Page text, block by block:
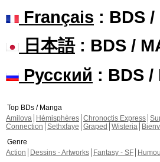
Français : BDS /
日本語: BDS /
Русский : BDS /
Top BDs / Manga
Amilova
Hémisphères Chronoctis Express
Connection Sethxfaye Graped Wisteria
Genre
Action
Dessins - Artworks Fantasy - SF